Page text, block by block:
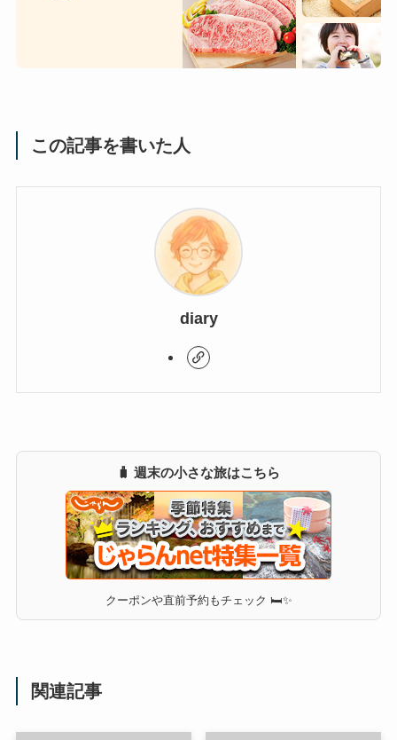
この記事を書いた人
diary
🧳 週末の小さな旅はこちら
クーポンや直前予約もチェック 🛏✨
関連記事